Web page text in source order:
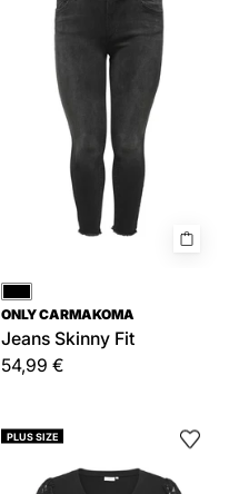
Schwarz
ONLY CARMAKOMA
Jeans Skinny Fit
54,99 €
CAREFFIE
PLUS SIZE